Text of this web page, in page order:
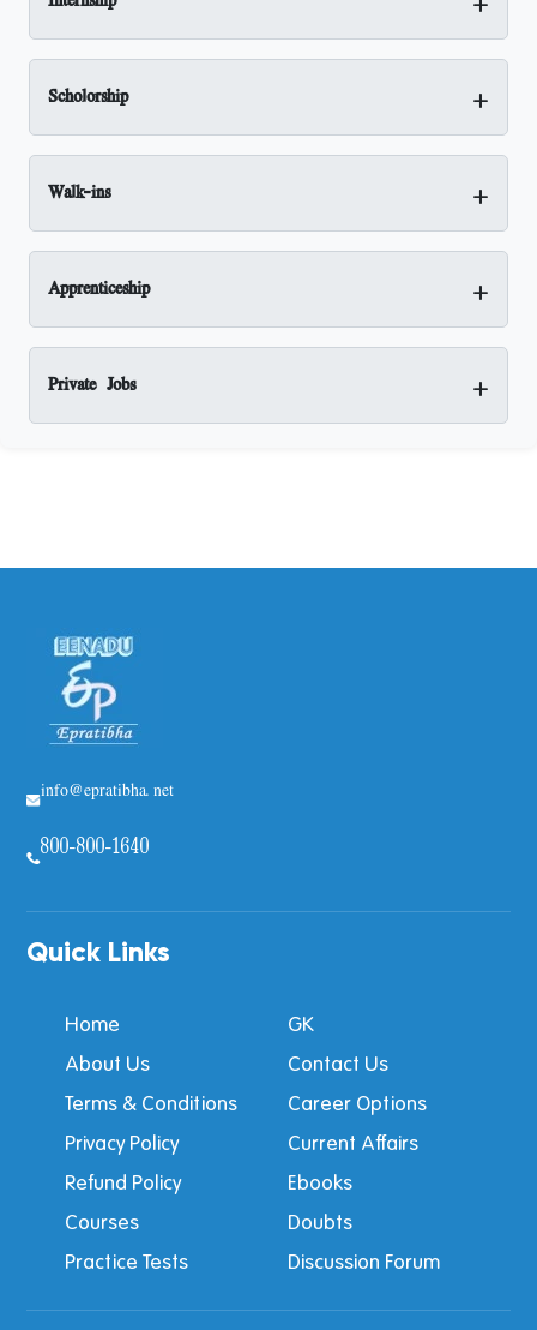
Scholorship +
Walk-ins +
Apprenticeship +
Private Jobs +
info@epratibha.net
800-800-1640
Quick Links
Home
GK
About Us
Contact Us
Terms & Conditions
Career Options
Privacy Policy
Current Affairs
Refund Policy
Ebooks
Courses
Doubts
Practice Tests
Discussion Forum